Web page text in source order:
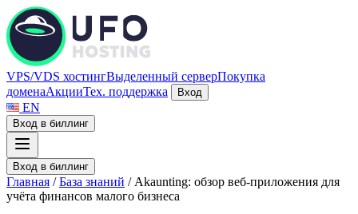
VPS/VDS хостингВыделенный серверПокупка
доменаАкцииТех. поддержка Вход
EN
Вход в биллинг
Вход в биллинг
Главная / База знаний / Akaunting: обзор веб-приложения для
учёта финансов малого бизнеса